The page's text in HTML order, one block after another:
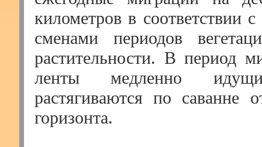
километров в соответствии
сменами периодов
растительности. В период
ленты медленно
растягиваются по саванне
горизонта.